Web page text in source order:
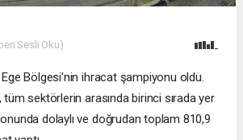
Sesli Oku)
Ege Bölgesi'nin ihracat şampiyonu oldu.
sektörlerin arasında birinci sırada yer
dolaylı ve doğrudan toplam 810,9